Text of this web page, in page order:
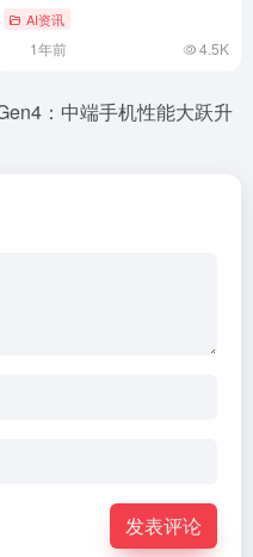
AI资讯
1年前 4.5K
：中端手机性能大跃升
发表评论